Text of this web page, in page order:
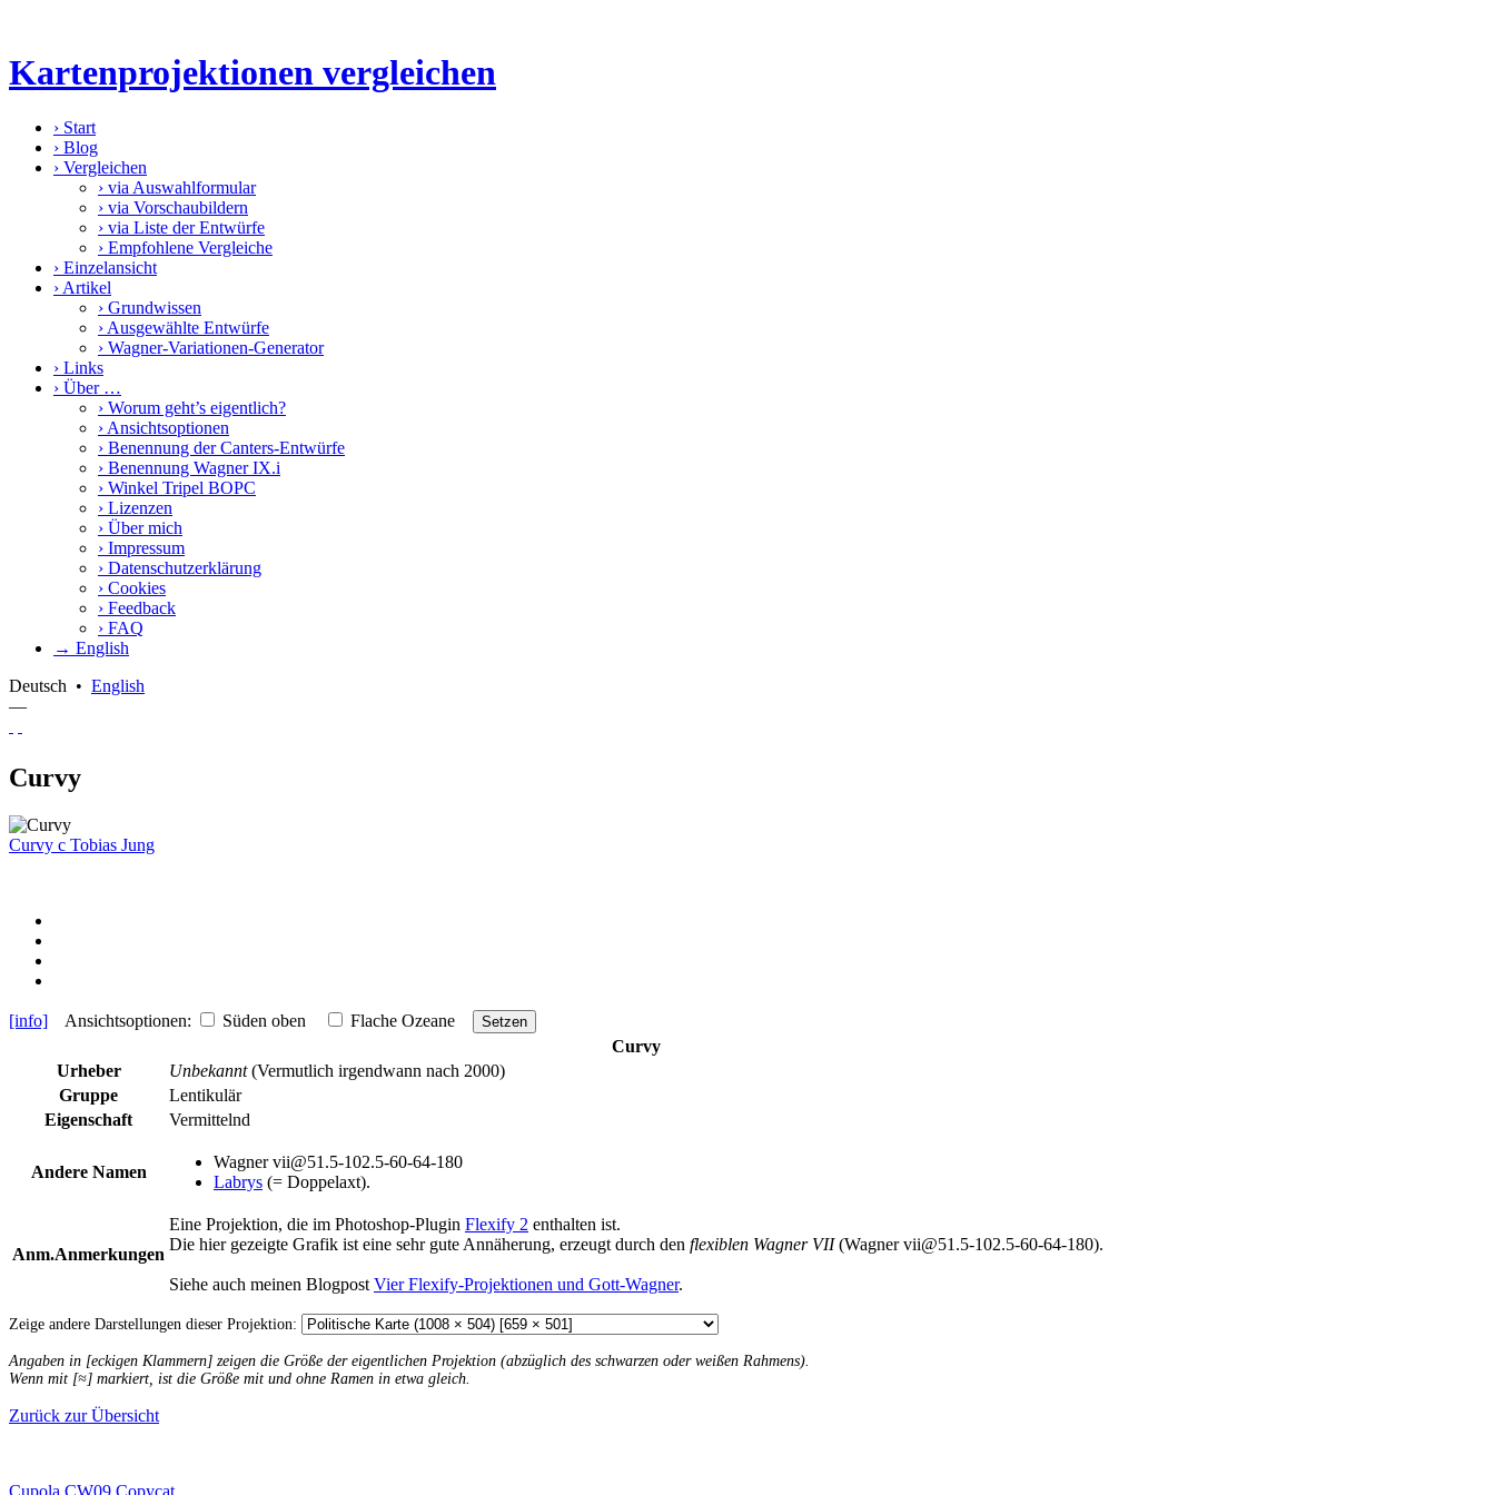
Kartenprojektionen vergleichen
› Start
› Blog
› Vergleichen
› via Auswahlformular
› via Vorschaubildern
› via Liste der Entwürfe
› Empfohlene Vergleiche
› Einzelansicht
› Artikel
› Grundwissen
› Ausgewählte Entwürfe
› Wagner-Variationen-Generator
› Links
› Über …
› Worum geht’s eigentlich?
› Ansichtsoptionen
› Benennung der Canters-Entwürfe
› Benennung Wagner IX.i
› Winkel Tripel BOPC
› Lizenzen
› Über mich
› Impressum
› Datenschutzerklärung
› Cookies
› Feedback
› FAQ
→ English
Deutsch • English
—
Curvy
Curvy c Tobias Jung
[info] Ansichtsoptionen: Süden oben Flache Ozeane Setzen
Curvy
Urheber
Unbekannt(Vermutlich irgendwann nach 2000)
Gruppe
Lentikulär
Eigenschaft
Vermittelnd
Andere Namen
Wagner vii@51.5-102.5-60-64-180
Labrys (= Doppelaxt).
Anm.Anmerkungen
Eine Projektion, die im Photoshop-Plugin Flexify 2 enthalten ist.
Die hier gezeigte Grafik ist eine sehr gute Annäherung, erzeugt durch den flexiblen Wagner VII(Wagner vii@51.5-102.5-60-64-180).
Siehe auch meinen Blogpost Vier Flexify-Projektionen und Gott-Wagner.
Zeige andere Darstellungen dieser Projektion:
Angaben in [eckigen Klammern] zeigen die Größe der eigentlichen Projektion (abzüglich des schwarzen oder weißen Rahmens).
Wenn mit [≈] markiert, ist die Größe mit und ohne Ramen in etwa gleich.
Zurück zur Übersicht
Cupola CW09 Copycat